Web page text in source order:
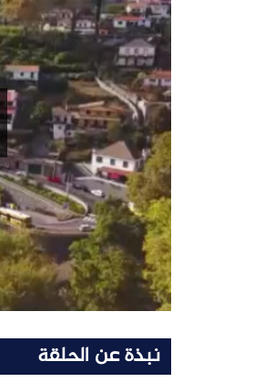
نبذة عن الحلقة